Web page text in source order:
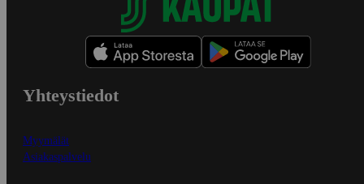
Yhteystiedot
Myymälät
Asiakaspalvelu